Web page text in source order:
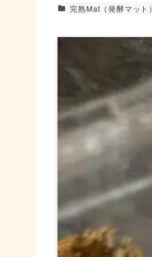
完熟Mat（発酵マット）